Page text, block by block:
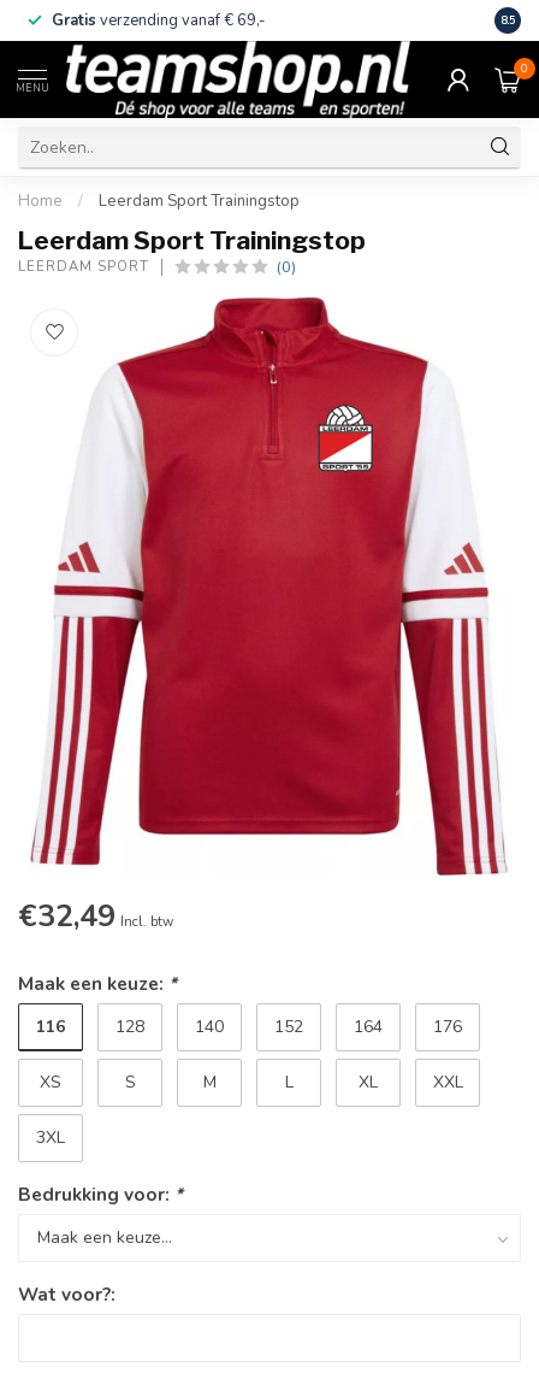
Gratis verzending vanaf € 69,- Eigen
8.5
MENU
0
Home / Leerdam Sport Trainingstop
Leerdam Sport Trainingstop
LEERDAM SPORT (0)
€32,49 Incl. btw
Maak een keuze: *
116 128 140 152 164 176
XS S M L XL XXL
3XL
Bedrukking voor: *
Wat voor?: